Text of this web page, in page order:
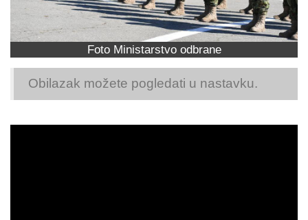
Foto Ministarstvo odbrane
Obilazak možete pogledati u nastavku.